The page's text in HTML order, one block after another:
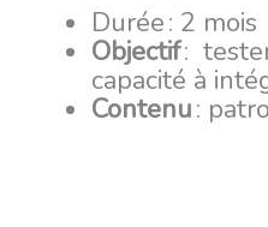
Durée : 2 mois
Objectif:
capacité à
Contenu: